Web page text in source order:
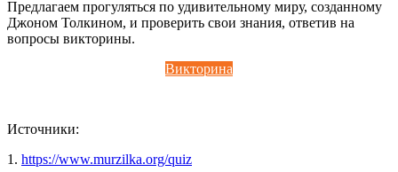
Предлагаем прогуляться по удивительному миру, созданному
Джоном Толкином, и проверить свои знания, ответив на
вопросы викторины.
Викторина
Источники:
1. https://www.murzilka.org/quiz